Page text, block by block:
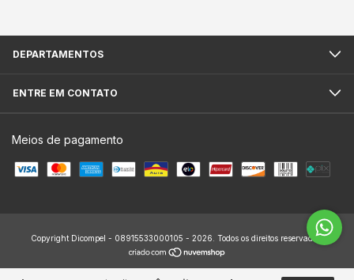
DEPARTAMENTOS
ENTRE EM CONTATO
Meios de pagamento
Copyright Dicompel - 08915533000105 - 2026. Todos os direitos reservados.